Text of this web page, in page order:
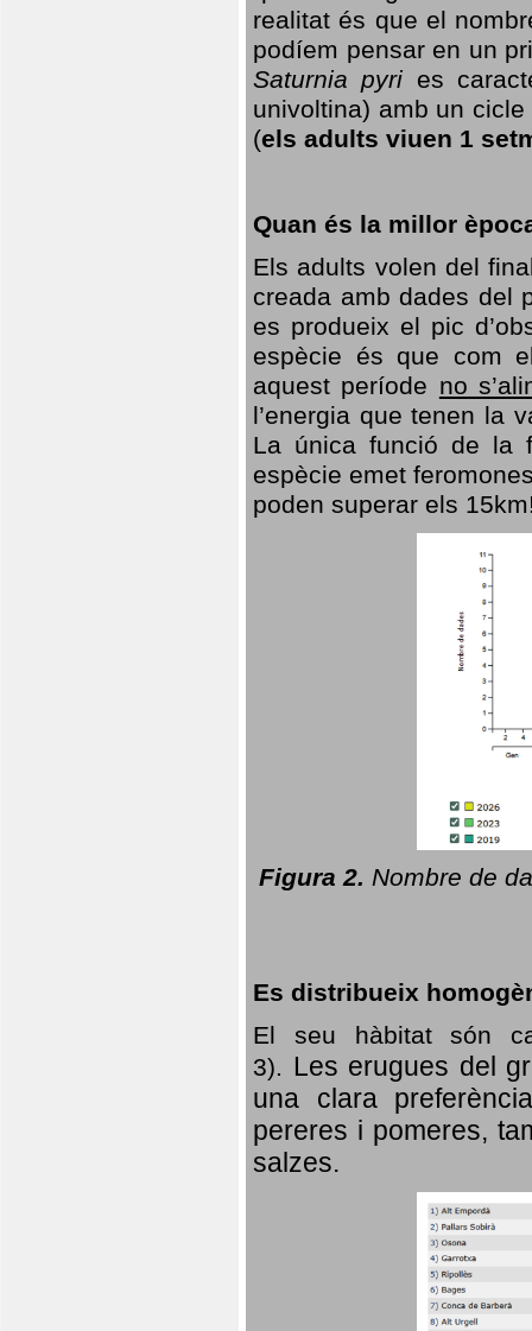
realitat és que el
podíem pensar en un
Saturnia pyri es
univoltina) amb un
(els adults viuen 1
Quan és la millor
Els adults volen del
creada amb dades del
es produeix el pic
espècie és que com
aquest període no
l’energia que tenen la
La única funció de la
espècie emet
poden superar els
Figura 2. Nombre de
Es distribueix
El seu hàbitat són
3). Les erugues del
una clara
pereres i pomeres,
salzes.